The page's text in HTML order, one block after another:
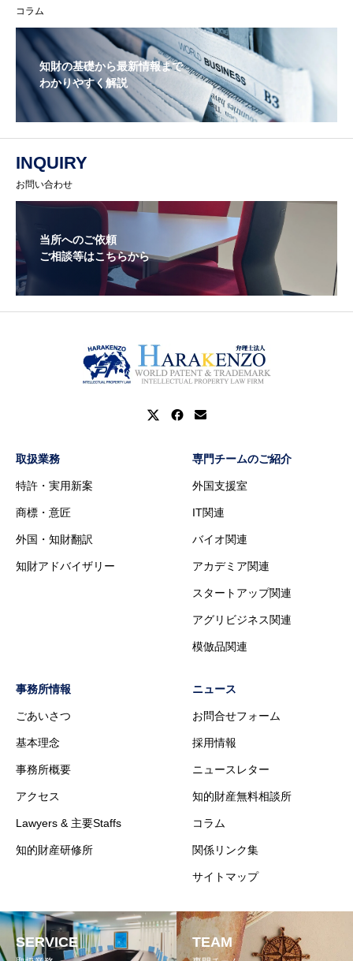
コラム
知財の基礎から最新情報まで
わかりやすく解説
INQUIRY
お問い合わせ
当所へのご依頼
ご相談等はこちらから
取扱業務
特許・実用新案
商標・意匠
外国・知財翻訳
知財アドバイザリー
専門チームのご紹介
外国支援室
IT関連
バイオ関連
アカデミア関連
スタートアップ関連
アグリビジネス関連
模倣品関連
事務所情報
ごあいさつ
基本理念
事務所概要
アクセス
Lawyers & 主要Staffs
知的財産研修所
ニュース
お問合せフォーム
採用情報
ニュースレター
知的財産無料相談所
コラム
関係リンク集
サイトマップ
SERVICE TEAM